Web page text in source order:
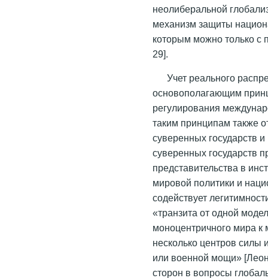
неолиберальной
механизм защиты
которым можно только с
29].
Учет реального
основополагающим
регулирования
таким принципам также
суверенных государств
суверенных государств
представительства в
мировой политики и
содействует
«транзита от одной
моноцентричного мира к
несколько центров силы
или военной мощи»
сторон в вопросы